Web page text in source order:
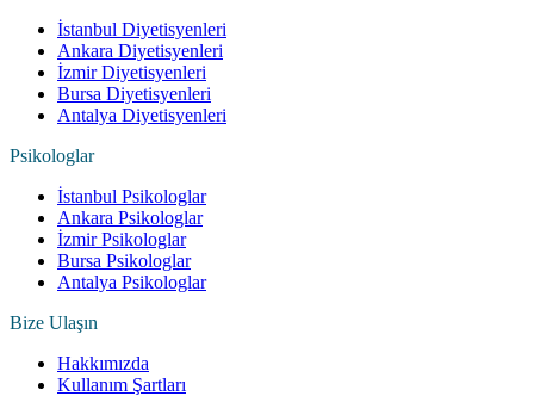
İstanbul Diyetisyenleri
Ankara Diyetisyenleri
İzmir Diyetisyenleri
Bursa Diyetisyenleri
Antalya Diyetisyenleri
Psikologlar
İstanbul Psikologlar
Ankara Psikologlar
İzmir Psikologlar
Bursa Psikologlar
Antalya Psikologlar
Bize Ulaşın
Hakkımızda
Kullanım Şartları